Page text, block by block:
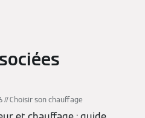
Choisir son chauffage